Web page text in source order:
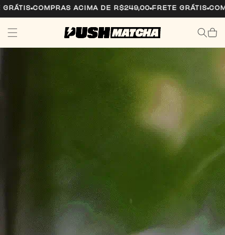
PULAR
PARA O
CONTEÚDO
COMPRAS ACIMA DE R$249,00 FRETE GRÁTIS